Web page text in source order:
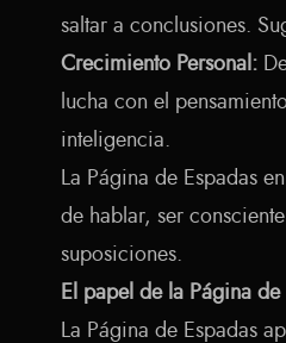
saltar a conclusiones.
Crecimiento Personal:
lucha con el
inteligencia.
La Página de Espadas
de hablar, ser
suposiciones.
El papel de la Página de
La Página de Espadas